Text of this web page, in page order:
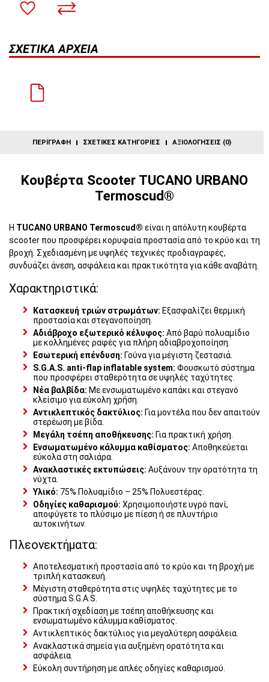
ΣΧΕΤΙΚΆ ΑΡΧΕΊΑ
ΠΕΡΙΓΡΑΦΉ ΣΧΕΤΙΚΈΣ ΚΑΤΗΓΟΡΊΕΣ ΑΞΙΟΛΟΓΉΣΕΙΣ (0)
Κουβέρτα Scooter TUCANO URBANO
Termoscud®
Η TUCANO URBANO Termoscud® είναι η απόλυτη κουβέρτα
scooter που προσφέρει κορυφαία προστασία από το κρύο και τη
βροχή. Σχεδιασμένη με υψηλές τεχνικές προδιαγραφές,
συνδυάζει άνεση, ασφάλεια και πρακτικότητα για κάθε αναβάτη.
Χαρακτηριστικά:
Κατασκευή τριών στρωμάτων: Εξασφαλίζει θερμική
προστασία και στεγανοποίηση.
Αδιάβροχο εξωτερικό κέλυφος: Από βαρύ πολυαμίδιο
με κολλημένες ραφές για πλήρη αδιαβροχοποίηση.
Εσωτερική επένδυση: Γούνα για μέγιστη ζεστασιά.
S.G.A.S. anti-flap inflatable system: Φουσκωτό σύστημα
που προσφέρει σταθερότητα σε υψηλές ταχύτητες.
Νέα βαλβίδα: Με ενσωματωμένο καπάκι και στεγανό
κλείσιμο για εύκολη χρήση.
Αντικλεπτικός δακτύλιος: Για μοντέλα που δεν απαιτούν
στερέωση με βίδα.
Μεγάλη τσέπη αποθήκευσης: Για πρακτική χρήση.
Ενσωματωμένο κάλυμμα καθίσματος: Αποθηκεύεται
εύκολα στη σαλιάρα.
Ανακλαστικές εκτυπώσεις: Αυξάνουν την ορατότητα τη
νύχτα.
Υλικό: 75% Πολυαμίδιο – 25% Πολυεστέρας.
Οδηγίες καθαρισμού: Χρησιμοποιήστε υγρό πανί,
αποφύγετε το πλύσιμο με πίεση ή σε πλυντήριο
αυτοκινήτων.
Πλεονεκτήματα:
Αποτελεσματική προστασία από το κρύο και τη βροχή με
τριπλή κατασκευή.
Μέγιστη σταθερότητα στις υψηλές ταχύτητες με το
σύστημα S.G.A.S.
Πρακτική σχεδίαση με τσέπη αποθήκευσης και
ενσωματωμένο κάλυμμα καθίσματος.
Αντικλεπτικός δακτύλιος για μεγαλύτερη ασφάλεια.
Ανακλαστικά σημεία για αυξημένη ορατότητα και
ασφάλεια.
Εύκολη συντήρηση με απλές οδηγίες καθαρισμού.